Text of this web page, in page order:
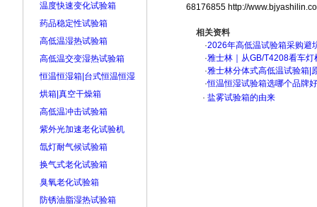
温度快速变化试验箱
药品稳定性试验箱
高低温湿热试验箱
高低温交变湿热试验箱
恒温恒湿箱|台式恒温恒湿
烘箱|真空干燥箱
高低温冲击试验箱
紫外光加速老化试验机
氙灯耐气候试验箱
换气式老化试验箱
臭氧老化试验箱
防锈油脂湿热试验箱
68176855 http://
相关资料
·2026年高低温试验箱采购
·雅士林｜从GB/T4208看车
·雅士林分体式高低温试验箱|
·恒温恒湿试验箱选哪个品牌
· 盐雾试验箱的由来